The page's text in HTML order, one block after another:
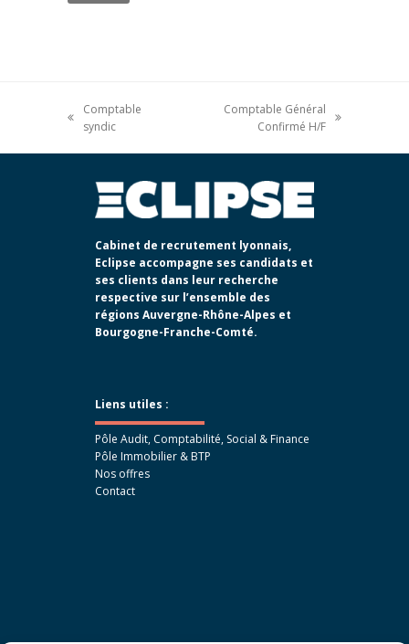
Comptable
syndic
Comptable Général
Confirmé H/F
Cabinet de recrutement lyonnais,
Eclipse accompagne ses candidats et
ses clients dans leur recherche
respective sur l’ensemble des
régions Auvergne-Rhône-Alpes et
Bourgogne-Franche-Comté.
Liens utiles :
Pôle Audit, Comptabilité, Social & Finance
Pôle Immobilier & BTP
Nos offres
Contact